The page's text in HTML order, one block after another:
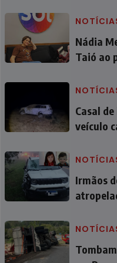
Nádia
Taió ao
Casal
veículo
Irmãos